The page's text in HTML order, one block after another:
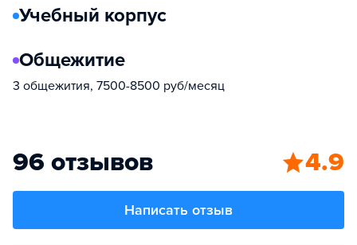
Учебный корпус
Общежитие
3 общежития, 7500-8500 руб/месяц
96 отзывов 4.9
Написать отзыв